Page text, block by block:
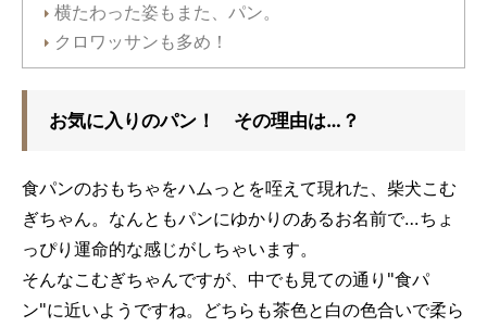
横たわった姿もまた、パン。
クロワッサンも多め！
お気に入りのパン！ その理由は…？
食パンのおもちゃをハムっとを咥えて現れた、柴犬こむ
ぎちゃん。なんともパンにゆかりのあるお名前で…ちょ
っぴり運命的な感じがしちゃいます。
そんなこむぎちゃんですが、中でも見ての通り"食パ
ン"に近いようですね。どちらも茶色と白の色合いで柔ら